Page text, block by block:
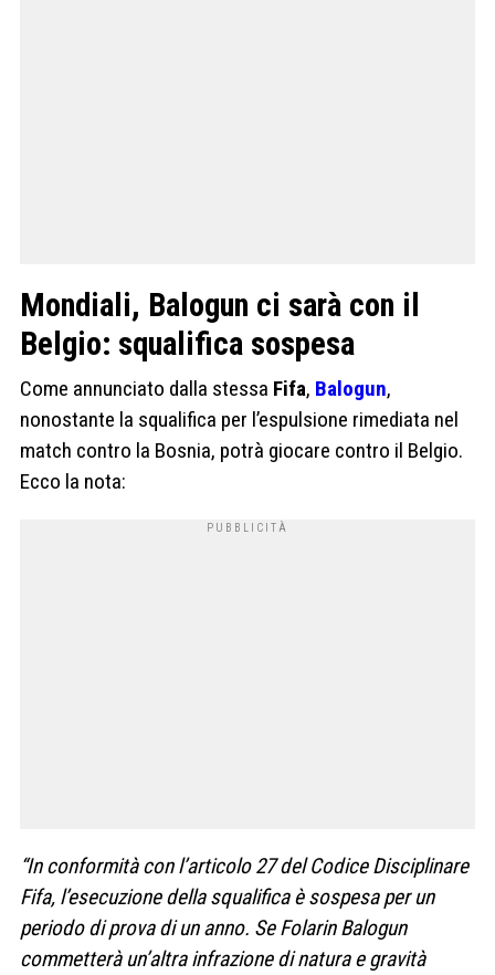
Mondiali, Balogun ci sarà con il
Belgio: squalifica sospesa
Come annunciato dalla stessa Fifa, Balogun,
nonostante la squalifica per l’espulsione rimediata nel
match contro la Bosnia, potrà giocare contro il Belgio.
Ecco la nota:
“In conformità con l’articolo 27 del Codice Disciplinare
Fifa, l’esecuzione della squalifica è sospesa per un
periodo di prova di un anno. Se Folarin Balogun
commetterà un’altra infrazione di natura e gravità